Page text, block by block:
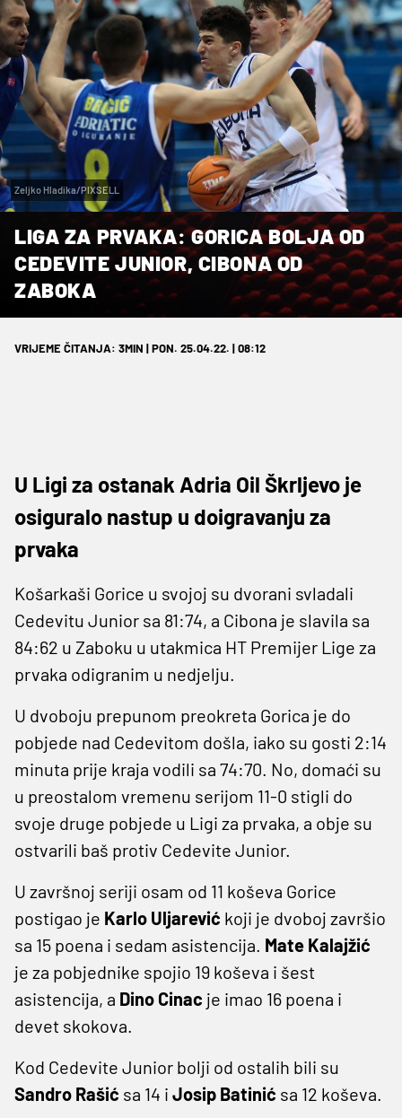
Zeljko Hladika/PIXSELL
LIGA ZA PRVAKA: GORICA BOLJA OD
CEDEVITE JUNIOR, CIBONA OD
ZABOKA
VRIJEME ČITANJA: 3MIN | PON. 25.04.22. | 08:12
U Ligi za ostanak Adria Oil Škrljevo je
osiguralo nastup u doigravanju za
prvaka
Košarkaši Gorice u svojoj su dvorani svladali
Cedevitu Junior sa 81:74, a Cibona je slavila sa
84:62 u Zaboku u utakmica HT Premijer Lige za
prvaka odigranim u nedjelju.
U dvoboju prepunom preokreta Gorica je do
pobjede nad Cedevitom došla, iako su gosti 2:14
minuta prije kraja vodili sa 74:70. No, domaći su
u preostalom vremenu serijom 11-0 stigli do
svoje druge pobjede u Ligi za prvaka, a obje su
ostvarili baš protiv Cedevite Junior.
U završnoj seriji osam od 11 koševa Gorice
postigao je Karlo Uljarević koji je dvoboj završio
sa 15 poena i sedam asistencija. Mate Kalajžić
je za pobjednike spojio 19 koševa i šest
asistencija, a Dino Cinac je imao 16 poena i
devet skokova.
Kod Cedevite Junior bolji od ostalih bili su
Sandro Rašić sa 14 i Josip Batinić sa 12 koševa.